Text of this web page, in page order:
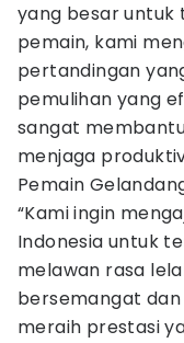
yang besar untuk
pemain, kami
pertandingan
pemulihan yang
sangat
menjaga
Pemain
“Kami ingin
Indonesia untuk
melawan rasa
bersemangat
meraih prestasi